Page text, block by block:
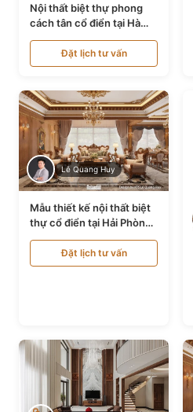
Nội thất biệt thự phong
cách tân cổ điển tại Hà
Nội NT24405
Đặt lịch tư vấn
Lê Quang Huy
Mẫu thiết kế nội thất biệt
thự cổ điển tại Hải Phòng
NT24535
Đặt lịch tư vấn